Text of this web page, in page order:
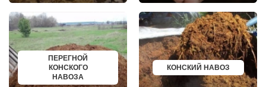
ЖЕЛЕЗНОДОРОЖНЫЙ
ЖИЛЕВО
ЖУКОВСКИЙ
ЗАГОРЯНСКИЙ
ЗАПРУДНЯ
ЗАРАЙСК
ЗАРЕЧЬЕ
ЗВЕНИГОРОД
ЗЕЛЕНОГРАД
ЭЛИСТА
ХАСАВЮРТ
УХТА
НОРИЛЬСК
РЕЖ
НОВОАЛТАЙСК
НЕВИННОМЫССК
ГОРНО АЛТАЙСК
КИНЕШМА
ПЕРЕГНОЙ
КОНСКОГО
НАВОЗА
КОНСКИЙ НАВОЗ